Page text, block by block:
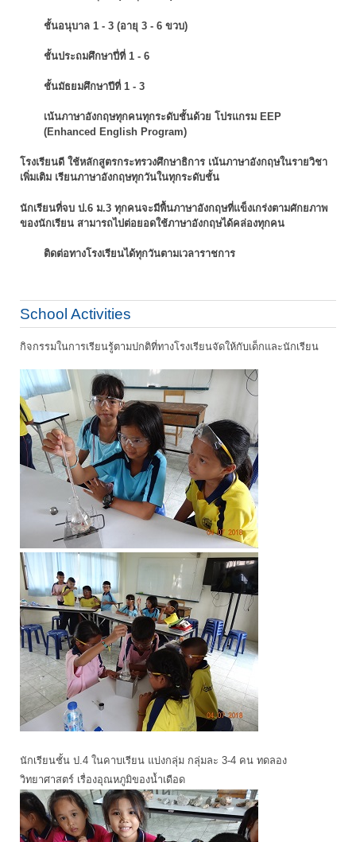
ชั้นอนุบาล 1 - 3 (อายุ 3 - 6 ขวบ)
ชั้นประถมศึกษาปี่ที่ 1 - 6
ชั้นมัธยมศึกษาปีที่ 1 - 3
เน้นภาษาอังกฤษทุกคนทุกระดับชั้นด้วย โปรแกรม EEP
(Enhanced English Program)
โรงเรียนดี ใช้หลักสูตรกระทรวงศึกษาธิการ เน้นภาษาอังกฤษในรายวิชา
เพิ่มเติม เรียนภาษาอังกฤษทุกวันในทุกระดับชั้น
นักเรียนที่จบ ป.6 ม.3 ทุกคนจะมีพื้นภาษาอังกฤษที่แข็งเกร่งตามศักยภาพ
ของนักเรียน สามารถไปต่อยอดใช้ภาษาอังกฤษได้คล่องทุกคน
ติดต่อทางโรงเรียนได้ทุกวันตามเวลาราชการ
School Activities
กิจกรรมในการเรียนรู้ตามปกติที่ทางโรงเรียนจัดให้กับเด็กและนักเรียน
นักเรียนชั้น ป.4 ในคาบเรียน แบ่งกลุ่ม กลุ่มละ 3-4 คน ทดลอง
วิทยาศาสตร์ เรื่องอุณหภูมิของน้ำเดือด